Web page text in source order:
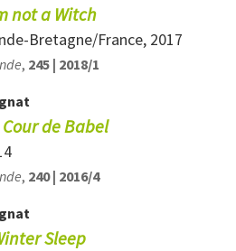
not a Witch
Bretagne/France, 2017
, 245 | 2018/1
de Babel
, 240 | 2016/4
Sleep